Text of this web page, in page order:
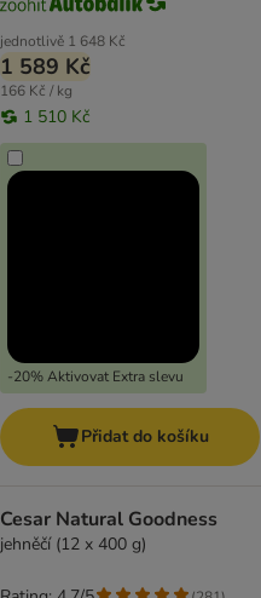
jednotlivě 1 648 Kč
1 589 Kč
166 Kč / kg
1 510 Kč
-20% Aktivovat Extra slevu
Přidat do košíku
Cesar Natural Goodness
jehněčí (12 x 400 g)